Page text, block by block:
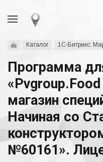
Каталог 1С-Битрикс:
Программа
магазин
Начиная со
№60161».